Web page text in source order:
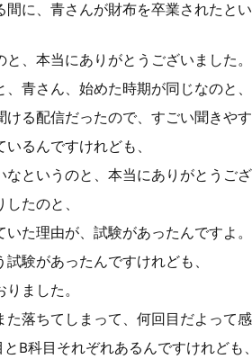
に、青さんが財布を卒業されたと
、本当にありがとうございました。
青さん、始めた時期が同じなのと、
る配信だったので、すごい聞きやす
るんですけれども、
というのと、本当にありがとうござ
たのと、
た理由が、試験があったんですよ。
験があったんですけれども、
ました。
落ちてしまって、何回目だよって感
B科目それぞれあるんですけれども、